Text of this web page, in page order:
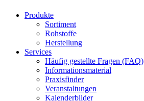
Produkte
Sortiment
Rohstoffe
Herstellung
Services
Häufig gestellte Fragen (FAQ)
Informationsmaterial
Praxisfinder
Veranstaltungen
Kalenderbilder